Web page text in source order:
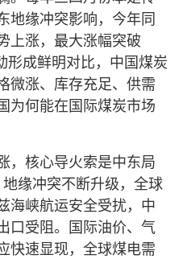
地缘冲突影响，今年同
上涨，最大涨幅突破
形成鲜明对比，中国煤炭
微涨、库存充足、供需
为何能在国际煤炭市场
，核心导火索是中东局
缘冲突不断升级，全球
海峡航运安全受扰，中
口受阻。国际油价、气
快速显现，全球煤电需